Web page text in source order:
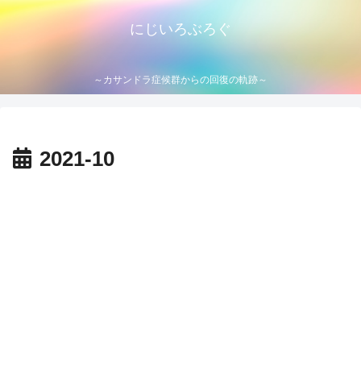
にじいろぶろぐ
～カサンドラ症候群からの回復の軌跡～
2021-10